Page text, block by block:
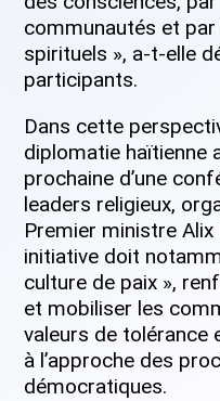
communautés et par
spirituels », a-t-elle
participants.
Dans cette
diplomatie haïtienne
prochaine d’une
leaders religieux,
Premier ministre
initiative doit
culture de paix »,
et mobiliser les
valeurs de tolérance
à l’approche des
démocratiques.